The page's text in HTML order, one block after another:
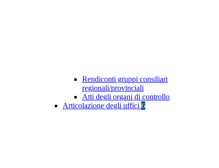
Rendiconti gruppi consiliari
regionali/provinciali
Atti degli organi di controllo
Articolazione degli uffici 6